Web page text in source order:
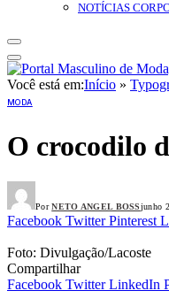
NOTÍCIAS
Você está em:Início »
MODA
O crocodilo
Por NETO ANGEL BOSSjunho
Facebook Twitter Pinterest
Foto: Divulgação/Lacoste
Compartilhar
Facebook Twitter LinkedIn